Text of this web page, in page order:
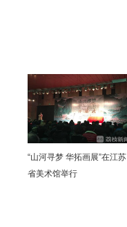
“山河寻梦 华拓画展”在江苏
省美术馆举行